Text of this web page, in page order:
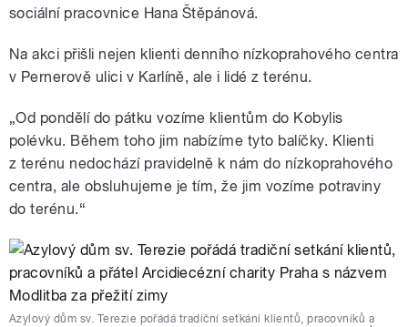
sociální pracovnice Hana Štěpánová.
Na akci přišli nejen klienti denního nízkoprahového centra
v Pernerově ulici v Karlíně, ale i lidé z terénu.
„Od pondělí do pátku vozíme klientům do Kobylis
polévku. Během toho jim nabízíme tyto balíčky. Klienti
z terénu nedochází pravidelně k nám do nízkoprahového
centra, ale obsluhujeme je tím, že jim vozíme potraviny
do terénu.“
Azylový dům sv. Terezie pořádá tradiční setkání klientů, pracovníků a